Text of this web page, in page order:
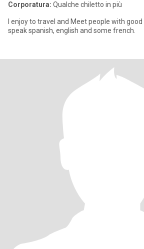
Corporatura: Qualche chiletto in più
I enjoy to travel and Meet people with good sense of humor! I
speak spanish, english and some french.